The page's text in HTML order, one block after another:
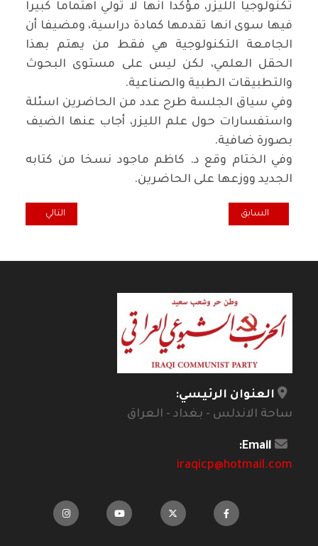
تكنولوجيا الليزر، مؤكدا انها لا تولي اهتماما كبيرا
فيها سوى انها تقدمها كمادة دراسية، ومضيفا أن
الجامعة التكنولوجية هي فقط من يهتم بهذا
الحقل العلمي، لكن ليس على مستوى البحوث
والتطبيقات الطبية والصناعية.
وفي سياق الجلسة طرح عدد من الحاضرين اسئلة
واستفسارات حول علم الليزر، أجاب عنها الضيف
بصورة ضافية.
وفي الختام وقع د. كاظم ماجود نسخا من كتابه
الجديد ووزعها على الحاضرين.
المقال السابق: مواساة المكتب السياسي الى عائلة الفقيد الدكتور
السابق المقال التالي:
التالي
العنوان الرئيسي:
ساحة الاندلس - بغداد - العراق
Email:
iraqicp@hotmail.com